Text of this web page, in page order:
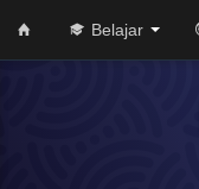
Belajar